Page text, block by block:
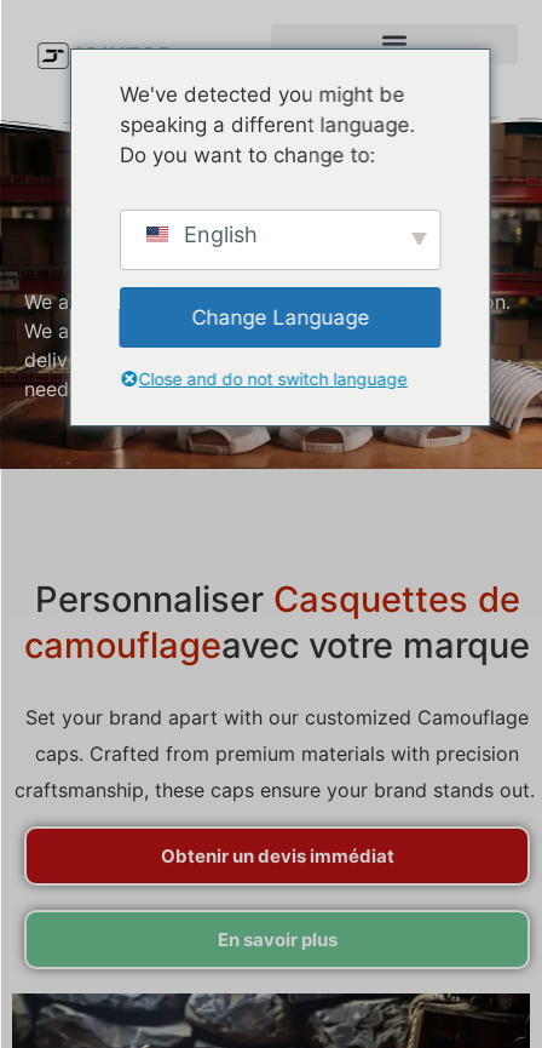
Camouflage Cap
Manufacturer
We are a company that values customer satisfaction.
We are always committed to producing and
delivering quality Camouflage caps that meet your
needs.
Personnaliser Casquettes de
camouflageavec votre marque
Set your brand apart with our customized Camouflage
caps. Crafted from premium materials with precision
craftsmanship, these caps ensure your brand stands out.
Obtenir un devis immédiat
En savoir plus
We've detected you might be
speaking a different language.
Do you want to change to:
English
Change Language
Close and do not switch language